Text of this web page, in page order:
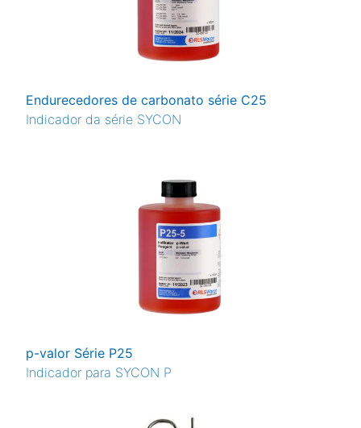
Endurecedores de carbonato série C25
Indicador da série SYCON
p-valor Série P25
Indicador para SYCON P